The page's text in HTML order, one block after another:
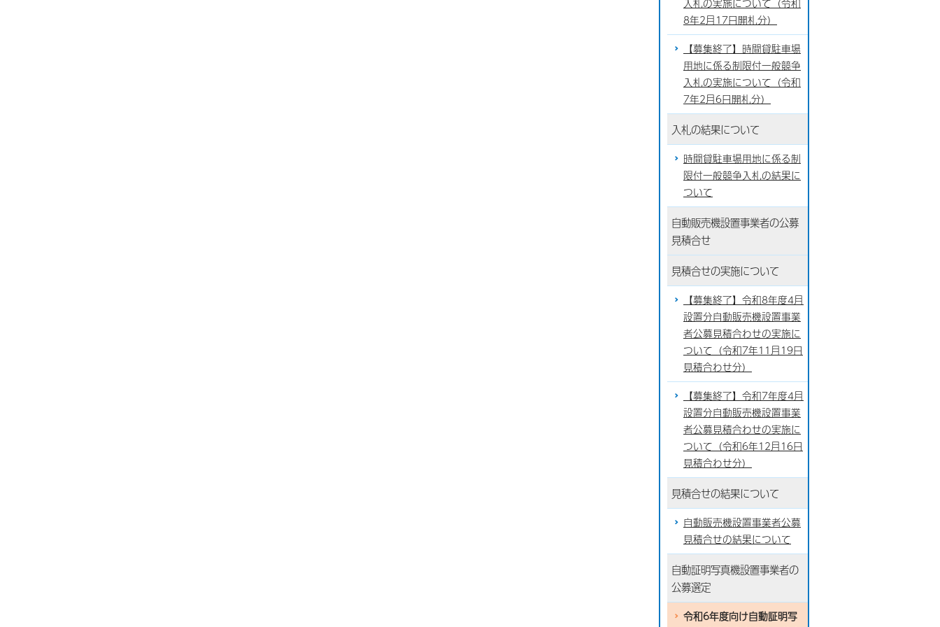
入札の実施について（令和
8年2月17日開札分）
【募集終了】時間貸駐車場
用地に係る制限付一般競争
入札の実施について（令和
7年2月6日開札分）
入札の結果について
時間貸駐車場用地に係る制
限付一般競争入札の結果に
ついて
自動販売機設置事業者の公募
見積合せ
見積合せの実施について
【募集終了】令和8年度4月
設置分自動販売機設置事業
者公募見積合わせの実施に
ついて（令和7年11月19日
見積合わせ分）
【募集終了】令和7年度4月
設置分自動販売機設置事業
者公募見積合わせの実施に
ついて（令和6年12月16日
見積合わせ分）
見積合せの結果について
自動販売機設置事業者公募
見積合せの結果について
自動証明写真機設置事業者の
公募選定
令和6年度向け自動証明写